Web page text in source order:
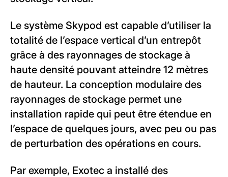
Le système Skypod est capable d’utiliser la
totalité de l’espace vertical d’un entrepôt
grâce à des rayonnages de stockage à
haute densité pouvant atteindre 12 mètres
de hauteur. La conception modulaire des
rayonnages de stockage permet une
installation rapide qui peut être étendue en
l’espace de quelques jours, avec peu ou pas
de perturbation des opérations en cours.
Par exemple, Exotec a installé des